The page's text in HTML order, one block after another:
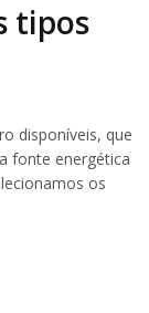
tipos
disponíveis, que
fonte energética
os